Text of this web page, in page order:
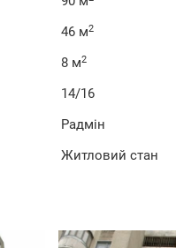
46 м2
8 м2
14/16
Радмін
Житловий стан